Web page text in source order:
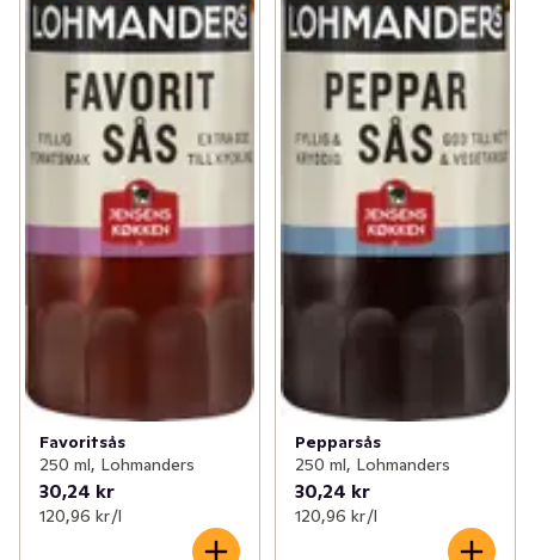
Favoritsås
250 ml, Lohmanders
30,24 kr
120,96 kr /l
Pepparsås
250 ml, Lohmanders
30,24 kr
120,96 kr /l